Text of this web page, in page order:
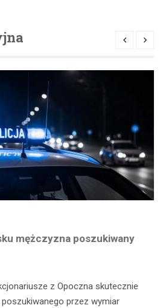
mężczyzna poszukiwany
z Opoczna skutecznie
przez wymiar